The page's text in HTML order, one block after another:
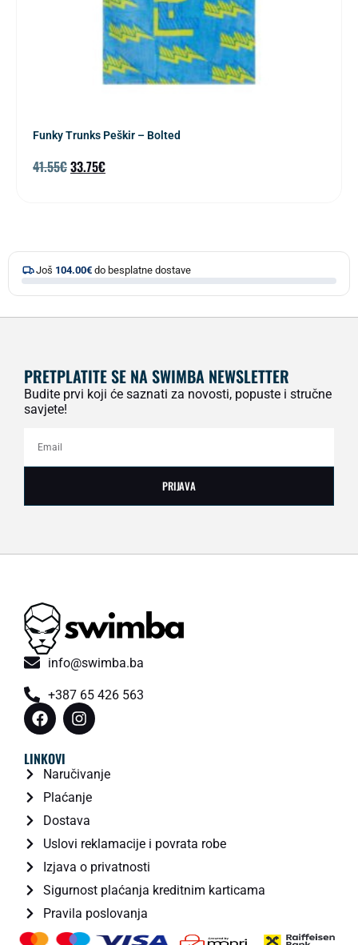
Funky Trunks Peškir – Bolted
41.55€33.75€
Još 104.00€ do besplatne dostave
PRETPLATITE SE NA SWIMBA NEWSLETTER
Budite prvi koji će saznati za novosti, popuste i stručne
savjete!
PRIJAVA
info@swimba.ba
+387 65 426 563
LINKOVI
Naručivanje
Plaćanje
Dostava
Uslovi reklamacije i povrata robe
Izjava o privatnosti
Sigurnost plaćanja kreditnim karticama
Pravila poslovanja